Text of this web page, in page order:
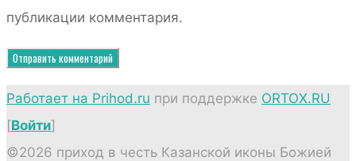
публикации комментария.
Работает на Prihod.ru при поддержке ORTOX.RU
[Войти]
©2026 приход в честь Казанской иконы Божией